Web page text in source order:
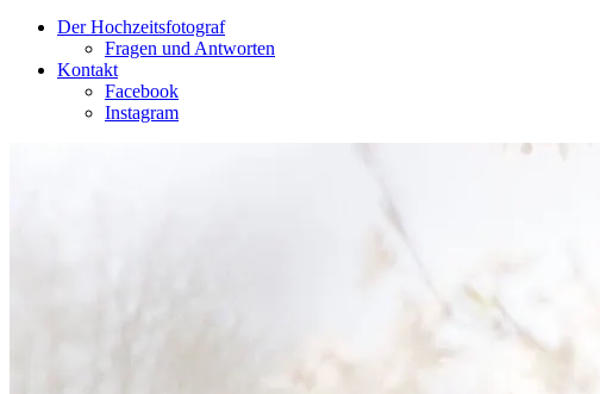
Der Hochzeitsfotograf
Fragen und Antworten
Kontakt
Facebook
Instagram